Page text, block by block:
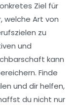
Ziel für
welche Art von
zu
und
kann
Finde
und dir helfen,
du nicht nur